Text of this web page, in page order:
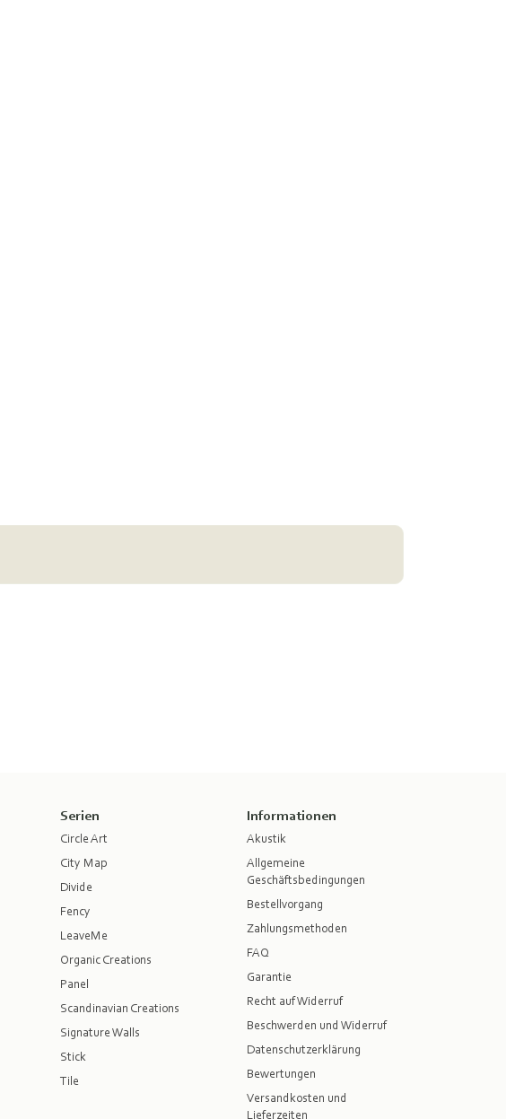
Serien
Circle Art
City Map
Divide
Fency
LeaveMe
Organic Creations
Panel
Scandinavian Creations
Signature Walls
Stick
Tile
Informationen
Akustik
Allgemeine
Geschäftsbedingungen
Bestellvorgang
Zahlungsmethoden
FAQ
Garantie
Recht auf Widerruf
Beschwerden und Widerruf
Datenschutzerklärung
Bewertungen
Versandkosten und
Lieferzeiten